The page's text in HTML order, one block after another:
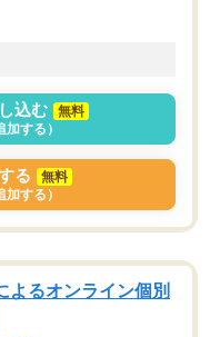
込む
無料
加する）
る
無料
加する）
よるオンライン個別